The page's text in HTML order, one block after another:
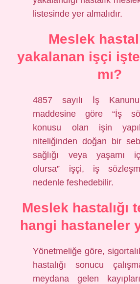
listesinde yer almalıdır.
Meslek
yakalanan işçi
mı?
4857 sayılı İş
maddesine göre “İş
konusu olan işin
niteliğinden doğan bir
sağlığı veya yaşamı
olursa” işçi, iş
nedenle feshedebilir.
Meslek hastalığı
hangi hastaneler
Yönetmeliğe göre,
hastalığı sonucu
meydana gelen